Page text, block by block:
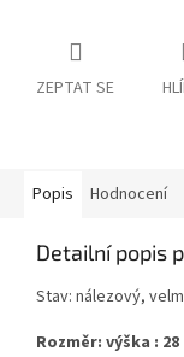
ZEPTAT SE
Popis Hodnocení
Detailní popis
Stav: nálezový,
Rozměr: výška : 28